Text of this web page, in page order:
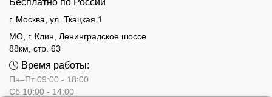
Бесплатно по России
г. Москва, ул. Ткацкая 1
МО, г. Клин, Ленинградское шоссе
88км, стр. 63
Время работы:
Пн–Пт 09:00 - 18:00
Сб 10:00 - 14:00